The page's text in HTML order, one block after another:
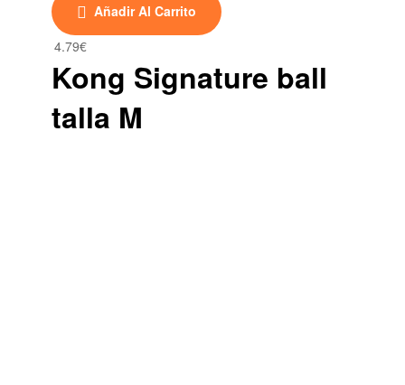
Añadir Al Carrito
4.79€
Kong Signature ball
talla M